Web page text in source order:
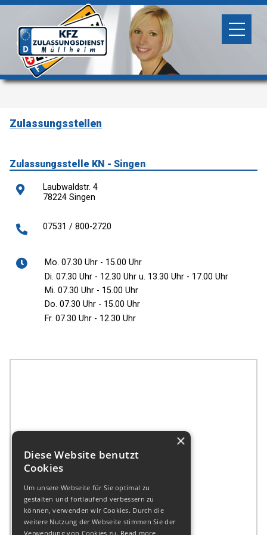
Zulassungsstellen
Zulassungsstelle KN - Singen
Laubwaldstr. 4
78224 Singen
07531 / 800-2720
Mo. 07.30 Uhr - 15.00 Uhr
Di. 07.30 Uhr - 12.30 Uhr u. 13.30 Uhr - 17.00 Uhr
Mi. 07.30 Uhr - 15.00 Uhr
Do. 07.30 Uhr - 15.00 Uhr
Fr. 07.30 Uhr - 12.30 Uhr
Diese Website benutzt
Cookies
Um unsere Webseite für Sie optimal zu
gestalten und fortlaufend verbessern zu
können, verwenden wir Cookies. Durch die
weitere Nutzung der Webseite stimmen Sie der
Verwendung von Cookies zu. Read more
×